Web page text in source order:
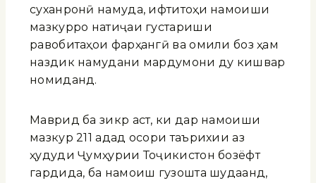
суханронӣ намуда, ифтитоҳи намоиши
мазкурро натиҷаи густариши
равобитаҳои фарҳангӣ ва омили боз ҳам
наздик намудани мардумони ду кишвар
номиданд.
Маврид ба зикр аст, ки дар намоиши
мазкур 211 адад осори таърихии аз
ҳудуди Ҷумҳурии Тоҷикистон бозёфт
гардида, ба намоиш гузошта шудаанд,